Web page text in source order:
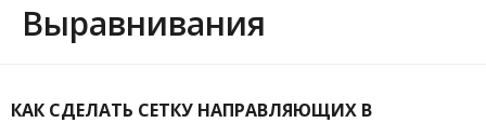
Выравнивания
КАК СДЕЛАТЬ СЕТКУ НАПРАВЛЯЮЩИХ В